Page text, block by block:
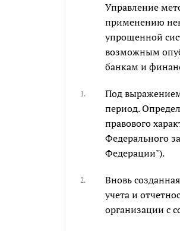
Управление
применению
упрощенной
возможным
банкам и
1.
Под
период.
правового
Федерального
Федерации").
2.
Вновь
учета и
организации с